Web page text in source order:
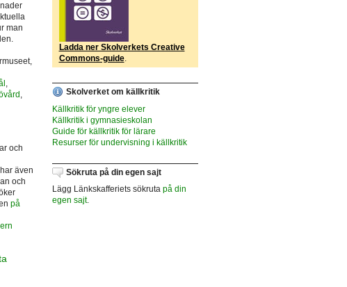
man
,
,
och
även
och
på
Ladda ner Skolverkets Creative
Commons-guide.
Skolverket om källkritik
Källkritik för yngre elever
Källkritik i gymnasieskolan
Guide för källkritik för lärare
Resurser för undervisning i källkritik
Sökruta på din egen sajt
Lägg Länkskafferiets sökruta på din
egen sajt.